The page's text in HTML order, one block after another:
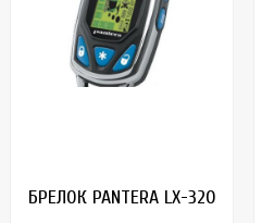
БРЕЛОК PANTERA LX-320